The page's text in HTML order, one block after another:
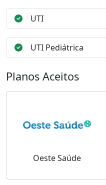
UTI
UTI Pediátrica
Planos Aceitos
Oeste Saúde